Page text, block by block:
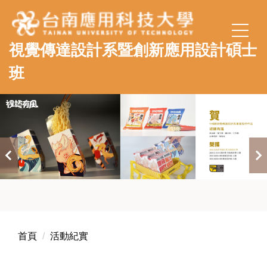
到
要
內
容
區
視覺傳達設計系暨創新應用設計碩士
班
首頁 活動紀實